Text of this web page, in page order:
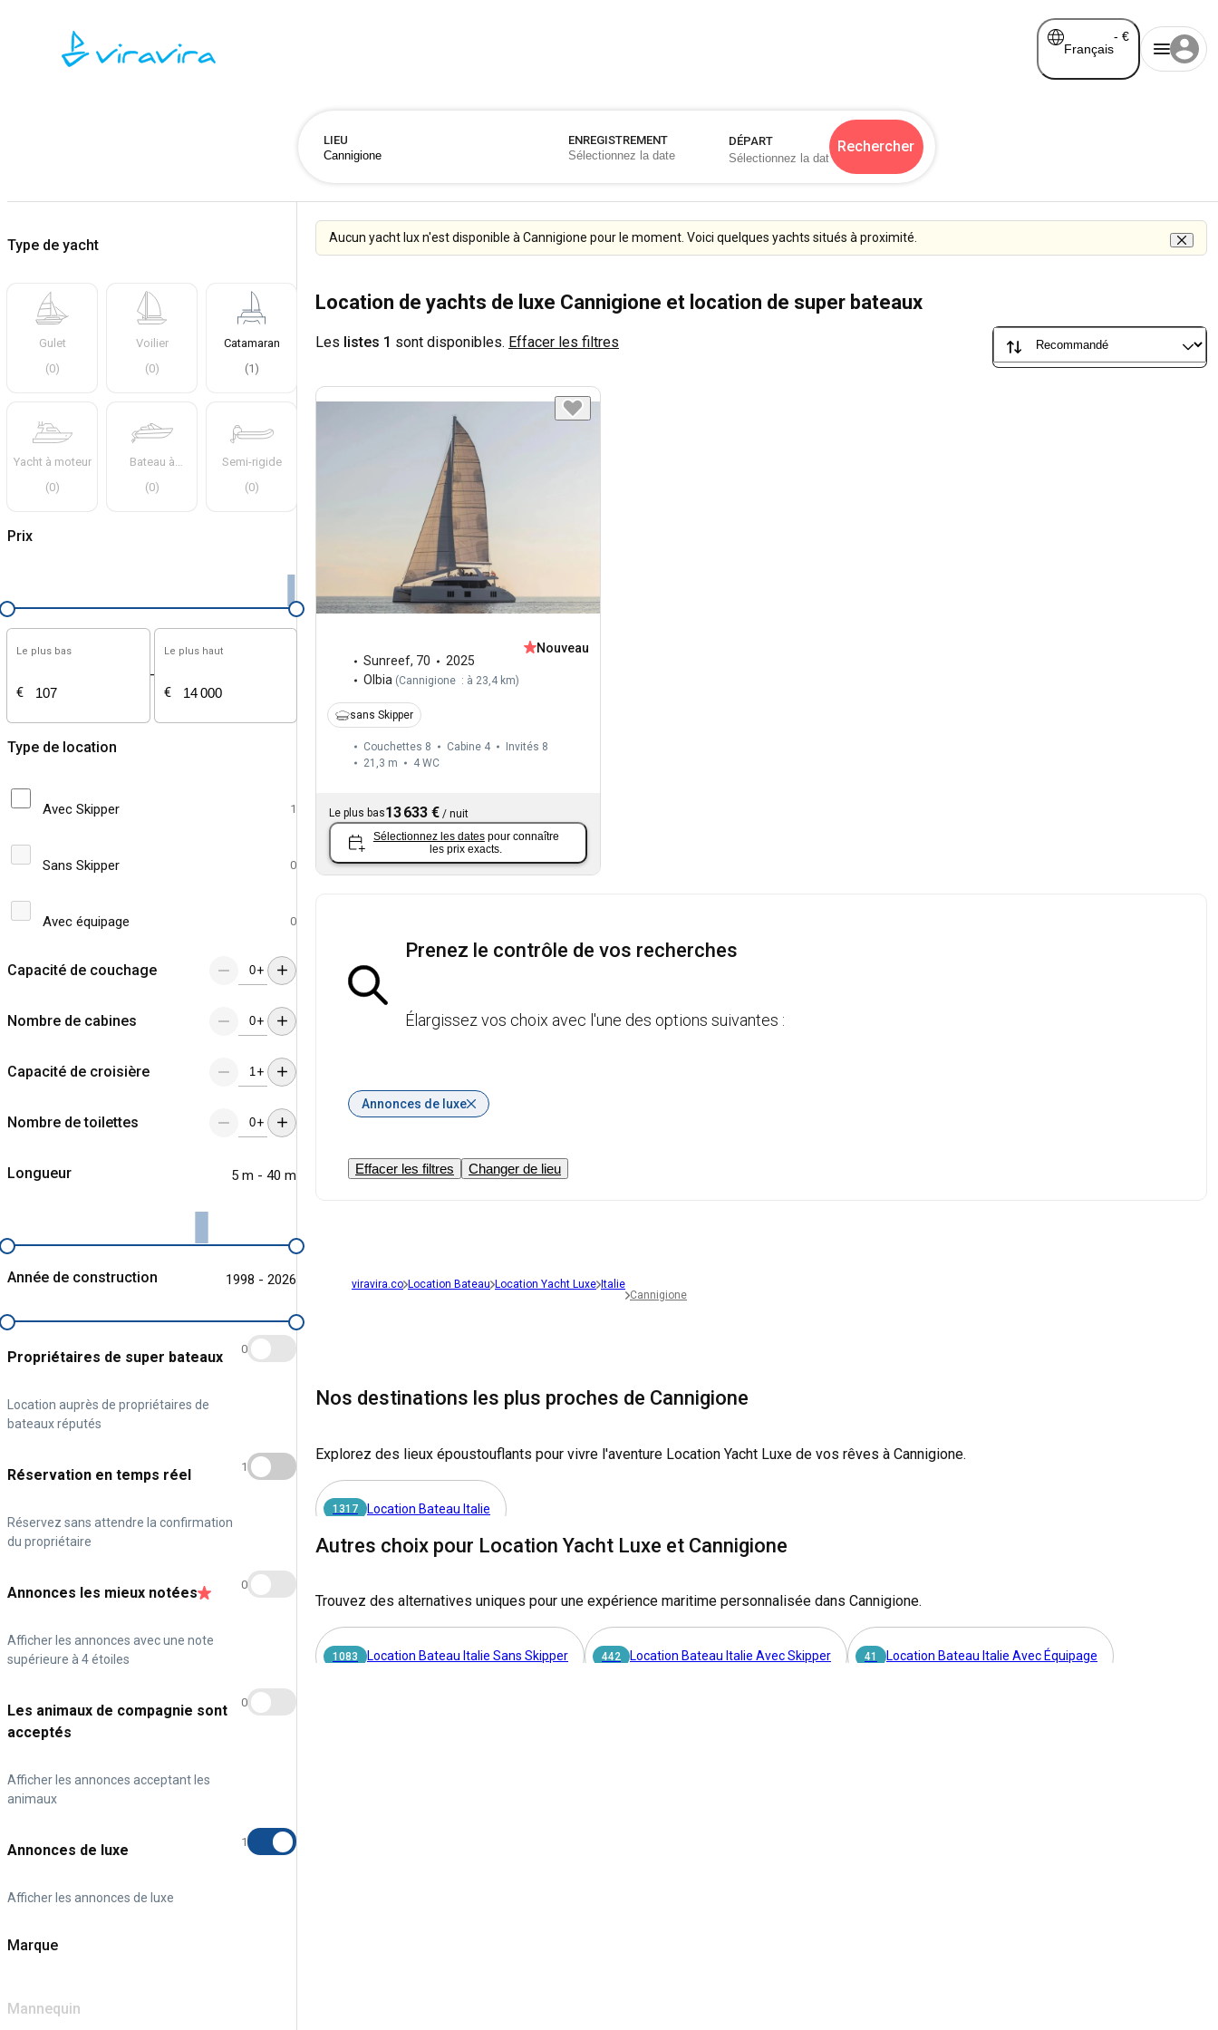
Français
- €
LIEU ENREGISTREMENT DÉPART Rechercher
Type de yacht
Gulet
(0)
Voilier
(0)
Catamaran
(1 )
Yacht à moteur
(0)
Bateau à
(0)
Semi-rigide
(0)
Prix
Le plus bas
€
-
Le plus haut
€
Type de location
Avec Skipper 1
Sans Skipper 0
Avec équipage 0
Capacité de couchage +
Nombre de cabines +
Capacité de croisière +
Nombre de toilettes +
Longueur 5 m - 40 m
Année de construction 1998 - 2026
Propriétaires de super bateaux
Location auprès de propriétaires de
bateaux réputés
0
Réservation en temps réel
Réservez sans attendre la confirmation
du propriétaire
1
Annonces les mieux notées
Afficher les annonces avec une note
supérieure à 4 étoiles
0
Les animaux de compagnie sont
acceptés
Afficher les annonces acceptant les
animaux
0
Annonces de luxe
Afficher les annonces de luxe
1
Marque
Mannequin
Aucun yacht lux n'est disponible à Cannigione pour le moment. Voici quelques yachts situés à proximité.
Location de yachts de luxe Cannigione et location de super bateaux
Les listes 1 sont disponibles. Effacer les filtres
Sunreef, 70
2025
Olbia (Cannigione : à 23,4 km)
Nouveau
sans Skipper
Couchettes 8 Cabine 4
Invités 8
21,3 m
4 WC
Le plus bas13 633 € / nuit
Sélectionnez les dates pour connaître
les prix exacts.
Prenez le contrôle de vos recherches
Élargissez vos choix avec l'une des options suivantes :
Annonces de luxe
Effacer les filtres Changer de lieu
viravira.co Location Bateau Location Yacht Luxe Italie
Cannigione
Nos destinations les plus proches de Cannigione
Explorez des lieux époustouflants pour vivre l'aventure Location Yacht Luxe de vos rêves à Cannigione.
1317 Location Bateau Italie
Autres choix pour Location Yacht Luxe et Cannigione
Trouvez des alternatives uniques pour une expérience maritime personnalisée dans Cannigione.
1083 Location Bateau Italie Sans Skipper 442 Location Bateau Italie Avec Skipper 41 Location Bateau Italie Avec Équipage